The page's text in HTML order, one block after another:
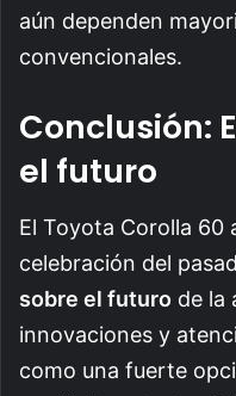
aún dependen
convencionales.
Conclusión:
el futuro
El Toyota Corolla 60
celebración del
sobre el futuro de la
innovaciones y
como una fuerte